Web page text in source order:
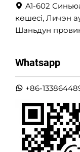
A1-602
көшесі, Личэн
Шаньдун
Whatsapp
+86-